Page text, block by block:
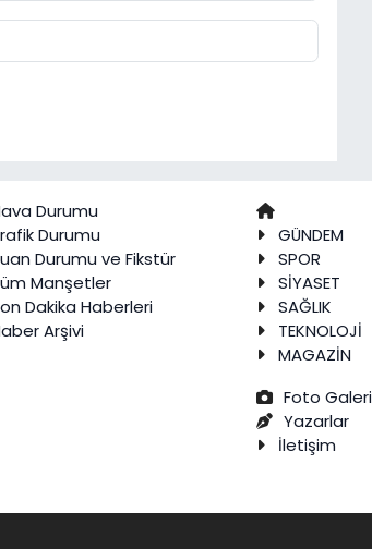
Durumu
Durumu
Durumu ve Fikstür
Manşetler
Dakika Haberleri
Arşivi
GÜNDEM
SPOR
SİYASET
SAĞLIK
TEKNOLOJİ
MAGAZİN
Foto Galeri
Yazarlar
İletişim